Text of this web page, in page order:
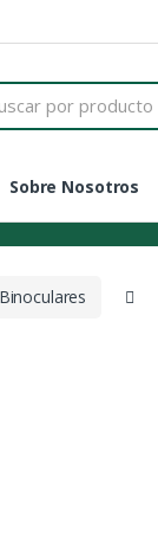
Sobre Nosotros